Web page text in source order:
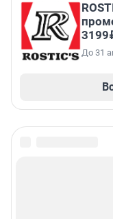
До 31